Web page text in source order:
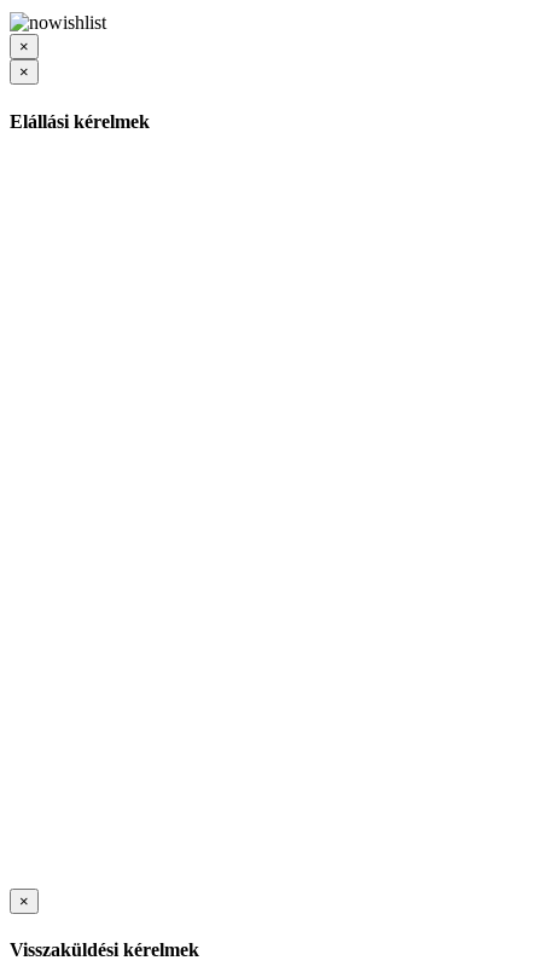
×
×
Elállási kérelmek
×
Visszaküldési kérelmek